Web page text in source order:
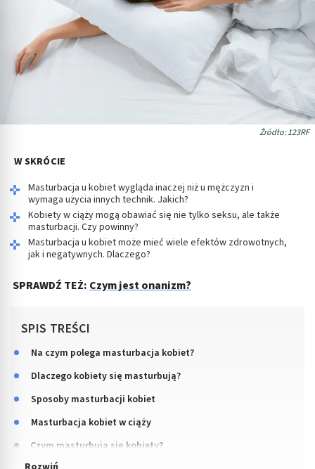
Źródło: 123RF
W SKRÓCIE
Masturbacja u kobiet wygląda inaczej niż u mężczyzn i
wymaga użycia innych technik. Jakich?
Kobiety w ciąży mogą obawiać się nie tylko seksu, ale także
masturbacji. Czy powinny?
Masturbacja u kobiet może mieć wiele efektów zdrowotnych,
jak i negatywnych. Dlaczego?
SPRAWDŹ TEŻ: Czym jest onanizm?
SPIS TREŚCI
Na czym polega masturbacja kobiet?
Dlaczego kobiety się masturbują?
Sposoby masturbacji kobiet
Masturbacja kobiet w ciąży
Czym masturbują się kobiety?